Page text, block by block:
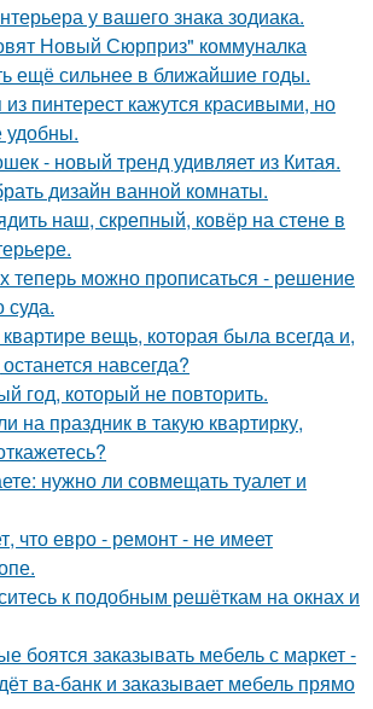
у вашего знака зодиака.
Новый Сюрприз" коммуналка
ещё сильнее в ближайшие годы.
пинтерест кажутся красивыми, но
удобны.
- новый тренд удивляет из Китая.
дизайн ванной комнаты.
наш, скрепный, ковёр на стене в
теперь можно прописаться - решение
суда.
вещь, которая была всегда и,
навсегда?
год, который не повторить.
на праздник в такую квартирку,
нужно ли совмещать туалет и
что евро - ремонт - не имеет
к подобным решёткам на окнах и
боятся заказывать мебель с маркет -
ва-банк и заказывает мебель прямо